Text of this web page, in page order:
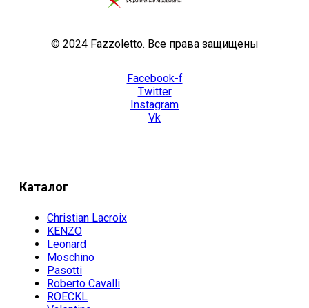
© 2024 Fazzoletto. Все права защищены
Facebook-f
Twitter
Instagram
Vk
Каталог
Christian Lacroix
KENZO
Leonard
Moschino
Pasotti
Roberto Cavalli
ROECKL